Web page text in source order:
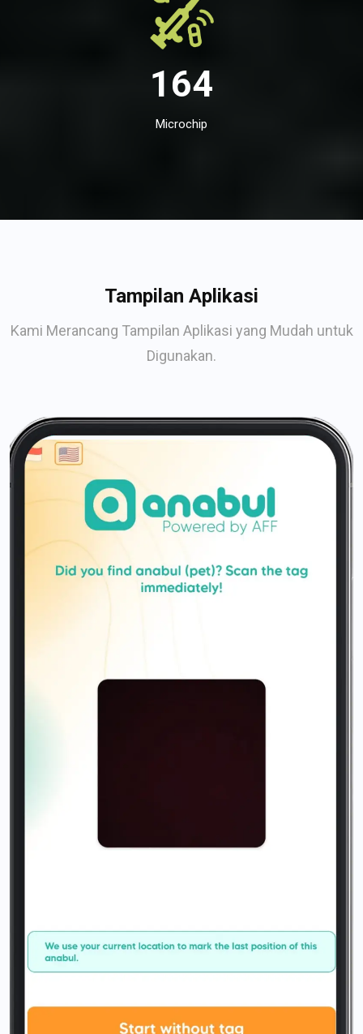
164
Microchip
Tampilan Aplikasi
Kami Merancang Tampilan Aplikasi yang Mudah untuk
Digunakan.